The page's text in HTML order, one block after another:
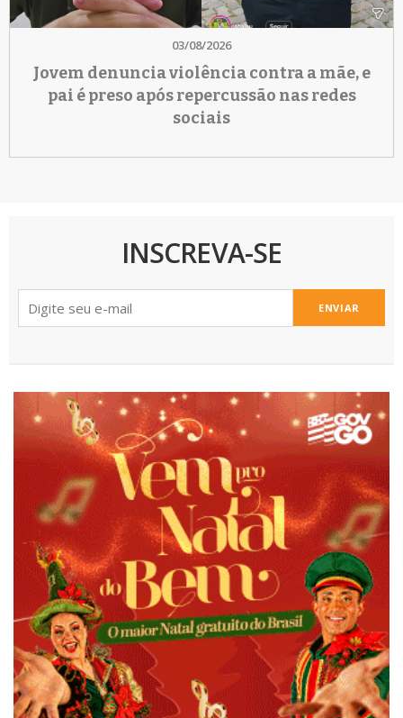
03/08/2026
Jovem denuncia violência contra a mãe, e
pai é preso após repercussão nas redes
sociais
INSCREVA-SE
ENVIAR